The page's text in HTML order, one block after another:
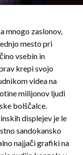
mnogo zaslonov,
mesto pri
vsebin in
krepi svojo
videa na
milijonov ljudi
bolš­čal­ce.
displejev je le
sandokansko
najjači grafiki na